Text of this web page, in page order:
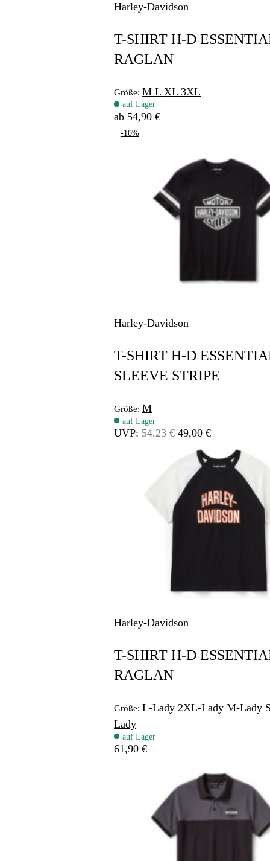
Harley-Davidson
T-SHIRT H-D
RAGLAN
Größe: ML XL3XL
auf Lager
ab 54,90 €
-10%
Harley-Davidson
T-SHIRT H-D
SLEEVE STRIPE
Größe: M
auf Lager
UVP:54,23 € 49,00 €
Harley-Davidson
T-SHIRT H-D
RAGLAN
Größe: L-Lady 2XL-LadyM-Lady
Lady
auf Lager
61,90 €